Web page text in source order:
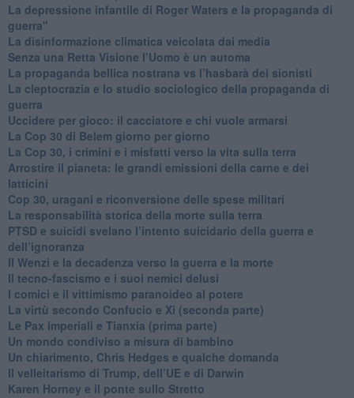
​La depressione infantile di Roger Waters e la propaganda di
guerra"
​La disinformazione climatica veicolata dai media
Senza una Retta Visione l’Uomo è un automa
​La propaganda bellica nostrana vs l’hasbarà dei sionisti
​La cleptocrazia e lo studio sociologico della propaganda di
guerra
​Uccidere per gioco: il cacciatore e chi vuole armarsi
​La Cop 30 di Belem giorno per giorno
La Cop 30, i crimini e i misfatti verso la vita sulla terra
Arrostire il pianeta: le grandi emissioni della carne e dei
latticini
​Cop 30, uragani e riconversione delle spese militari
La responsabilità storica della morte sulla terra
PTSD e suicidi svelano l’intento suicidario della guerra e
dell’ignoranza
Il Wenzi e la decadenza verso la guerra e la morte
​Il tecno-fascismo e i suoi nemici delusi
​I comici e il vittimismo paranoideo al potere
​La virtù secondo Confucio e Xi (seconda parte)
Le Pax imperiali e Tianxia (prima parte)
Un mondo condiviso a misura di bambino
​Un chiarimento, Chris Hedges e qualche domanda
Il velleitarismo di Trump, dell’UE e di Darwin
​Karen Horney e il ponte sullo Stretto